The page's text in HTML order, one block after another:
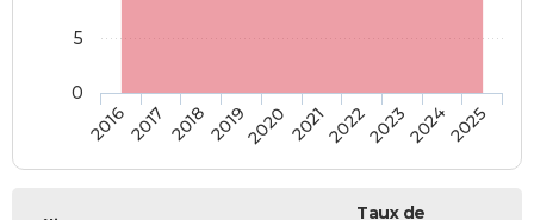
20162017 20182019202020212022202320242025
0
5
Taux de